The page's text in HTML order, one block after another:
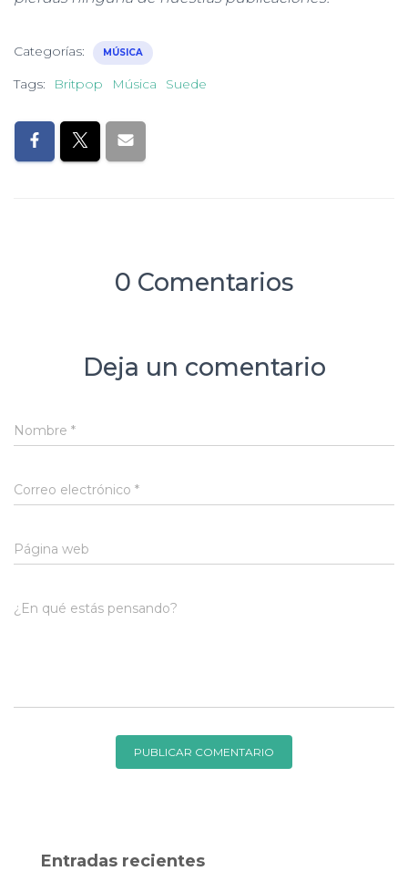
Categorías: MÚSICA
Tags: Britpop Música Suede
0 Comentarios
Deja un comentario
Nombre *
Correo electrónico *
Página web
¿En qué estás pensando?
Entradas recientes